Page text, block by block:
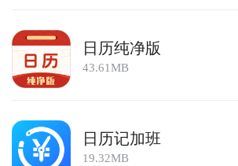
日历纯净版
43.61MB
日历记加班
19.32MB